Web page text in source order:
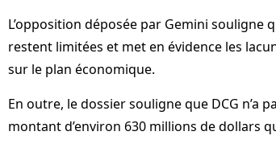
L’opposition déposée par Gemini
restent limitées et met en évidence les
sur le plan économique.
En outre, le dossier souligne que DCG n’a
montant d’environ 630 millions de dollars